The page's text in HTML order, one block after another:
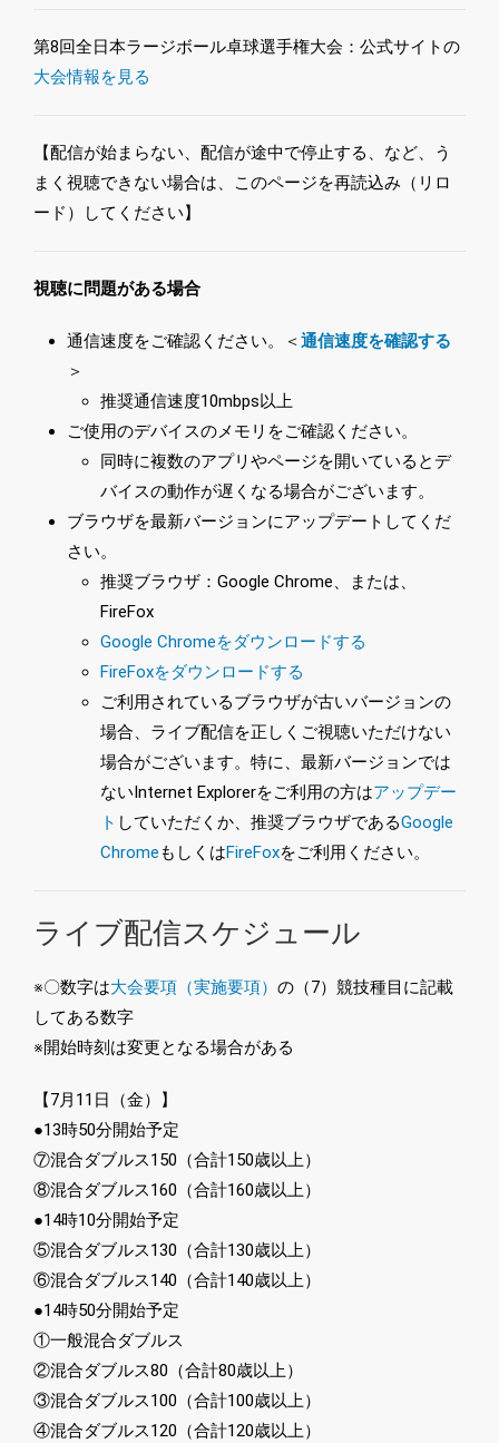
第8回全日本ラージボール卓球選手権大会：公式サイトの
大会情報を見る
【配信が始まらない、配信が途中で停止する、など、う
まく視聴できない場合は、このページを再読込み（リロ
ード）してください】
視聴に問題がある場合
通信速度をご確認ください。＜通信速度を確認する
＞
推奨通信速度10mbps以上
ご使用のデバイスのメモリをご確認ください。
同時に複数のアプリやページを開いているとデ
バイスの動作が遅くなる場合がございます。
ブラウザを最新バージョンにアップデートしてくだ
さい。
推奨ブラウザ：Google Chrome、または、
FireFox
Google Chromeをダウンロードする
FireFoxをダウンロードする
ご利用されているブラウザが古いバージョンの
場合、ライブ配信を正しくご視聴いただけない
場合がございます。特に、最新バージョンでは
ないInternet Explorerをご利用の方はアップデー
ト していただくか、推奨ブラウザであるGoogle
ChromeもしくはFireFoxをご利用ください。
ライブ配信スケジュール
※〇数字は大会要項（実施要項） の（7）競技種目に記載
してある数字
※開始時刻は変更となる場合がある
【7月11日（金）】
●13時50分開始予定
⑦混合ダブルス150（合計150歳以上）
⑧混合ダブルス160（合計160歳以上）
●14時10分開始予定
⑤混合ダブルス130（合計130歳以上）
⑥混合ダブルス140（合計140歳以上）
●14時50分開始予定
①一般混合ダブルス
②混合ダブルス80（合計80歳以上）
③混合ダブルス100（合計100歳以上）
④混合ダブルス120（合計120歳以上）